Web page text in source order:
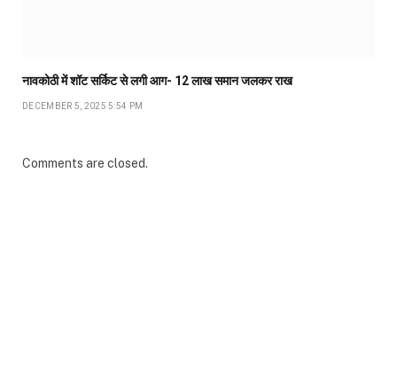
नावकोठी में शॉट सर्किट से लगी आग- 12 लाख समान जलकर राख
DECEMBER 5, 2025 5:54 PM
Comments are closed.